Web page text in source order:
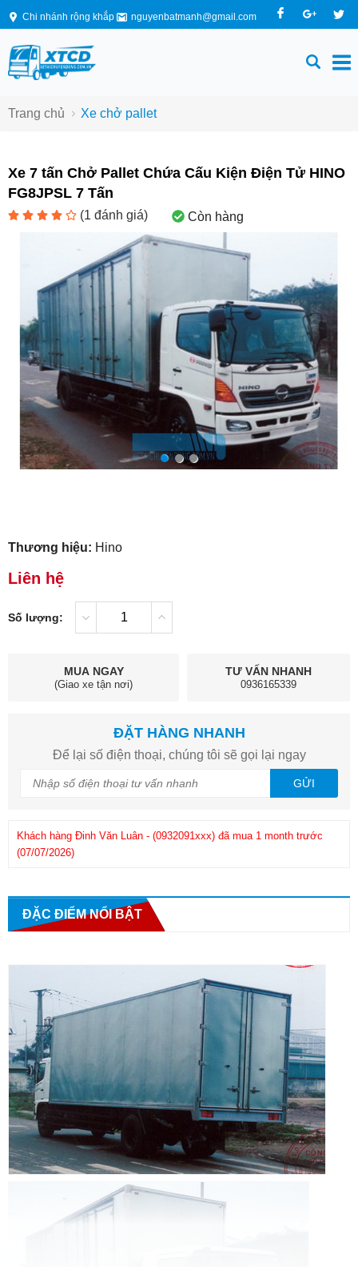
Chi nhánh rộng khắp nguyenbatmanh@gmail.com
Trang chủ Xe chở pallet
Xe 7 tấn Chở Pallet Chứa Cấu Kiện Điện Tử HINO
FG8JPSL 7 Tấn
(1 đánh giá) Còn hàng
Thương hiệu: Hino
Liên hệ
Số lượng:
MUA NGAY
(Giao xe tận nơi)
TƯ VẤN NHANH
0936165339
ĐẶT HÀNG NHANH
Để lại số điện thoại, chúng tôi sẽ gọi lại ngay
GỬI
Khách hàng
(0908286xxx)
đã mua 1 month trước
(25/06/2026)
ĐẶC ĐIỂM NỔI BẬT